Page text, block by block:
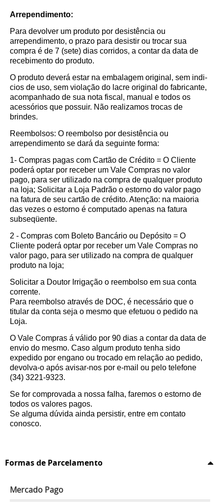
Arrependimento:
Para devolver um produto por desistência ou
arrependimento, o prazo para desistir ou trocar sua
compra é de 7 (sete) dias corridos, a contar da data de
recebimento do produto.
O produto deverá estar na embalagem original, sem indi­
cios de uso, sem violação do lacre original do fabricante,
acompanhado de sua nota fiscal, manual e todos os
acessórios que possuir. Não realizamos trocas de
brindes.
Reembolsos: O reembolso por desistência ou
arrependimento se dará da seguinte forma:
1- Compras pagas com Cartão de Crédito = O Cliente
poderá optar por receber um Vale Compras no valor
pago, para ser utilizado na compra de qualquer produto
na loja; Solicitar a Loja Padrão o estorno do valor pago
na fatura de seu cartão de crédito. Atenção: na maioria
das vezes o estorno é computado apenas na fatura
subseqüente.
2 - Compras com Boleto Bancário ou Depósito = O
Cliente poderá optar por receber um Vale Compras no
valor pago, para ser utilizado na compra de qualquer
produto na loja;
Solicitar a Doutor Irrigação o reembolso em sua conta
corrente.
Para reembolso através de DOC, é necessário que o
titular da conta seja o mesmo que efetuou o pedido na
Loja.
O Vale Compras á válido por 90 dias a contar da data de
envio do mesmo. Caso algum produto tenha sido
expedido por engano ou trocado em relação ao pedido,
devolva-o após avisar-nos por e-mail ou pelo telefone
(34) 3221-9323.
Se for comprovada a nossa falha, faremos o estorno de
todos os valores pagos.
Se alguma dúvida ainda persistir, entre em contato
conosco.
Formas de Parcelamento
Mercado Pago